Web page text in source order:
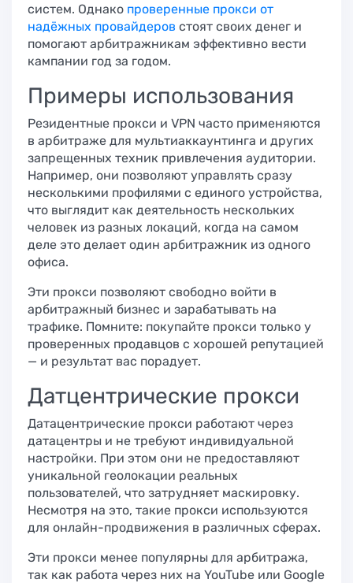
систем. Однако проверенные прокси от
надёжных провайдеров стоят своих денег и
помогают арбитражникам эффективно вести
кампании год за годом.
Примеры использования
Резидентные прокси и VPN часто применяются
в арбитраже для мультиаккаунтинга и других
запрещенных техник привлечения аудитории.
Например, они позволяют управлять сразу
несколькими профилями с единого устройства,
что выглядит как деятельность нескольких
человек из разных локаций, когда на самом
деле это делает один арбитражник из одного
офиса.
Эти прокси позволяют свободно войти в
арбитражный бизнес и зарабатывать на
трафике. Помните: покупайте прокси только у
проверенных продавцов с хорошей репутацией
— и результат вас порадует.
Датцентрические прокси
Датацентрические прокси работают через
датацентры и не требуют индивидуальной
настройки. При этом они не предоставляют
уникальной геолокации реальных
пользователей, что затрудняет маскировку.
Несмотря на это, такие прокси используются
для онлайн-продвижения в различных сферах.
Эти прокси менее популярны для арбитража,
так как работа через них на YouTube или Google